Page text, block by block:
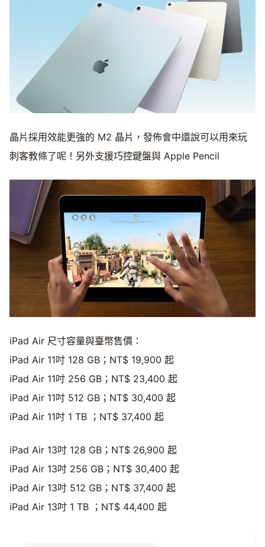
晶片採用效能更強的 M2 晶片，發佈會中還說可以用來玩
刺客教條了呢！另外支援巧控鍵盤與 Apple Pencil
iPad Air 尺寸容量與臺幣售價：
iPad Air 11吋 128 GB；NT$ 19,900 起
iPad Air 11吋 256 GB；NT$ 23,400 起
iPad Air 11吋 512 GB；NT$ 30,400 起
iPad Air 11吋 1 TB ；NT$ 37,400 起
iPad Air 13吋 128 GB；NT$ 26,900 起
iPad Air 13吋 256 GB；NT$ 30,400 起
iPad Air 13吋 512 GB；NT$ 37,400 起
iPad Air 13吋 1 TB ；NT$ 44,400 起